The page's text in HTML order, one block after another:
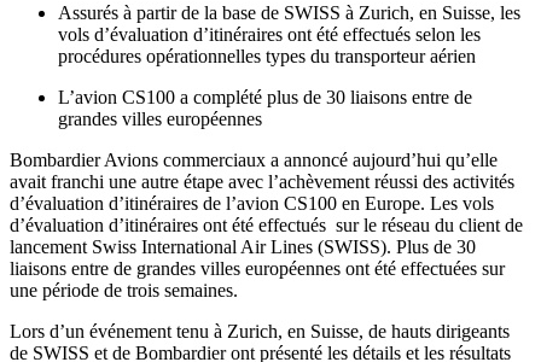
Assurés à partir de la base de SWISS à Zurich, en Suisse, les
vols d’évaluation d’itinéraires ont été effectués selon les
procédures opérationnelles types du transporteur aérien
L’avion CS100 a complété plus de 30 liaisons entre de
grandes villes européennes
Bombardier Avions commerciaux a annoncé aujourd’hui qu’elle
avait franchi une autre étape avec l’achèvement réussi des activités
d’évaluation d’itinéraires de l’avion CS100 en Europe. Les vols
d’évaluation d’itinéraires ont été effectués sur le réseau du client de
lancement Swiss International Air Lines (SWISS). Plus de 30
liaisons entre de grandes villes européennes ont été effectuées sur
une période de trois semaines.
Lors d’un événement tenu à Zurich, en Suisse, de hauts dirigeants
de SWISS et de Bombardier ont présenté les détails et les résultats